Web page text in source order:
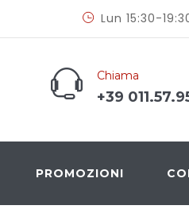
Lun 15:30-
Chiama
+39
PROMOZIONI